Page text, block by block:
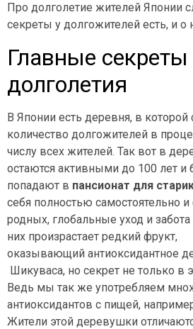
Про долголетие жителей Японии
секреты у долгожителей есть, и о
Главные секреты
долголетия
В Японии есть деревня, в
количество долгожителей в
числу всех жителей. Так вот в
остаются активными до 100 лет и
попадают в пансионат для
себя полностью самостоятельно
родных, глобальные уход и
них произрастает редкий фрукт,
оказывающий антиоксидантное
Шикуваса, но секрет не только в
Ведь мы так же употребляем
антиоксидантов с пищей,
Жители этой деревушки